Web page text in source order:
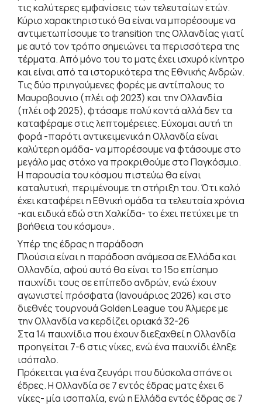
τις καλύτερες εμφανίσεις των τελευταίων ετών.
Κύριο χαρακτηριστικό θα είναι να μπορέσουμε να
αντιμετωπίσουμε το transition της Ολλανδίας γιατί
με αυτό τον τρόπο σημειώνει τα περισσότερα της
τέρματα. Από μόνο του το ματς έχει ισχυρό κίνητρο
και είναι από τα ιστορικότερα της Εθνικής Ανδρών.
Τις δύο πριηγούμενες φορές με αντίπαλους το
Μαυροβουνιο (πλέι οφ 2023) και την Ολλανδία
(πλέι οφ 2025), φτάσαμε πολύ κοντά αλλά δεν τα
καταφέραμε στις λεπτομέρειες. Εύχομαι αυτή τη
φορά -παρότι αντικειμενικά η Ολλανδία είναι
καλύτερη ομάδα- να μπορέσουμε να φτάσουμε στο
μεγάλο μας στόχο να προκριθούμε στο Παγκόσμιο.
Η παρουσία του κόσμου πιστεύω θα είναι
καταλυτική, περιμένουμε τη στήριξη του. Ότι καλό
έχει καταφέρει η Εθνική ομάδα τα τελευταία χρόνια
-και ειδικά εδώ στη Χαλκίδα- το έχει πετύχει με τη
βοήθεια του κόσμου».
Υπέρ της έδρας η παράδοση
Πλούσια είναι η παράδοση ανάμεσα σε Ελλάδα και
Ολλανδία, αφού αυτό θα είναι το 15ο επίσημο
παιχνίδι τους σε επίπεδο ανδρών, ενώ έχουν
αγωνιστεί πρόσφατα (Ιανουάριος 2026) και στο
διεθνές τουρνουά Golden League του Άλμερε με
την Ολλανδία να κερδίζει οριακά 32-26
Στα 14 παιχνίδια που έχουν διεξαχθεί η Ολλανδία
προηγείται 7-6 στις νίκες, ενώ ένα παιχνίδι έληξε
ισόπαλο.
Πρόκειται για ένα ζευγάρι που δύσκολα σπάνε οι
έδρες. Η Ολλανδία σε 7 εντός έδρας ματς έχει 6
νίκες- μία ισοπαλία, ενώ η Ελλάδα εντός έδρας σε 7